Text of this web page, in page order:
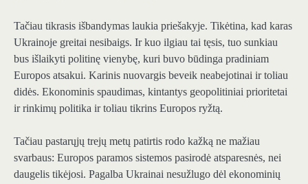
Tačiau tikrasis išbandymas laukia priešakyje. Tikėtina, kad karas
Ukrainoje greitai nesibaigs. Ir kuo ilgiau tai tęsis, tuo sunkiau
bus išlaikyti politinę vienybę, kuri buvo būdinga pradiniam
Europos atsakui. Karinis nuovargis beveik neabejotinai ir toliau
didės. Ekonominis spaudimas, kintantys geopolitiniai prioritetai
ir rinkimų politika ir toliau tikrins Europos ryžtą.
Tačiau pastarųjų trejų metų patirtis rodo kažką ne mažiau
svarbaus: Europos paramos sistemos pasirodė atsparesnės, nei
daugelis tikėjosi. Pagalba Ukrainai nesužlugo dėl ekonominių